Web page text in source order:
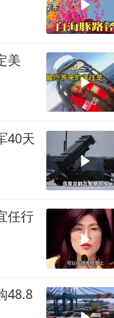
美
40天
任行
48.8